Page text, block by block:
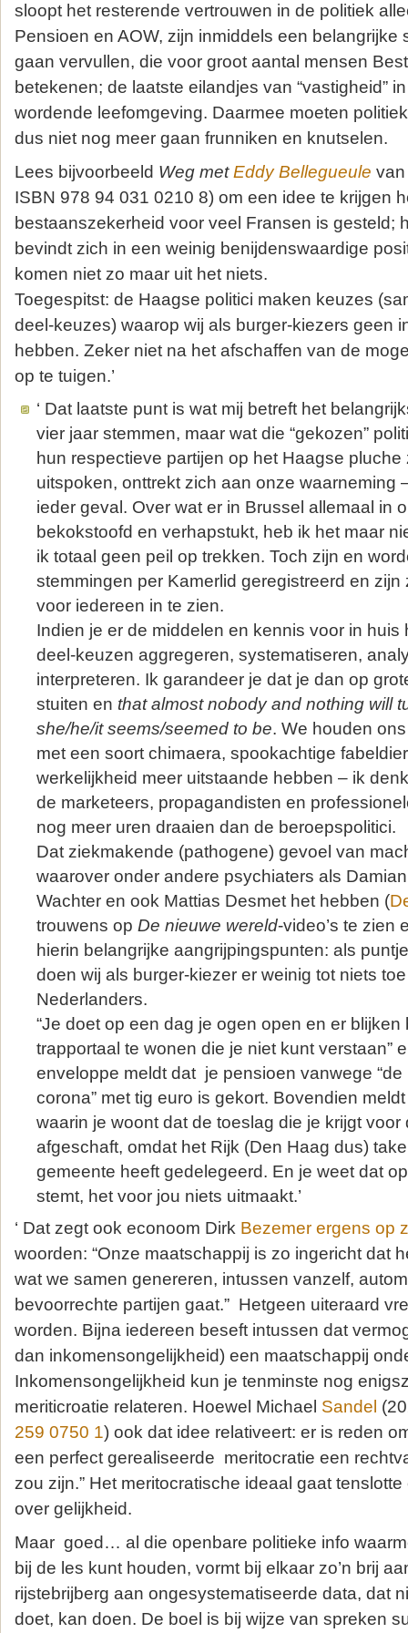
sloopt het resterende vertrouwen in de politiek
Pensioen en AOW, zijn inmiddels een belangrijke
gaan vervullen, die voor groot aantal mensen
betekenen; de laatste eilandjes van “vastigheid”
wordende leefomgeving. Daarmee moeten
dus niet nog meer gaan frunniken en knutselen.
Lees bijvoorbeeld Weg metEddy Bellegueule
ISBN 978 94 031 0210 8) om een idee te krijgen
bestaanszekerheid voor veel Fransen is gesteld;
bevindt zich in een weinig benijdenswaardige
komen niet zo maar uit het niets.
Toegespitst: de Haagse politici maken keuzes
deel-keuzes) waarop wij als burger-kiezers geen
hebben. Zeker niet na het afschaffen van de
op te tuigen.’
‘ Dat laatste punt is wat mij betreft het
vier jaar stemmen, maar wat die “gekozen”
hun respectieve partijen op het Haagse
uitspoken, onttrekt zich aan onze waarneming
ieder geval. Over wat er in Brussel allemaal in
bekokstoofd en verhapstukt, heb ik het maar
ik totaal geen peil op trekken. Toch zijn en
stemmingen per Kamerlid geregistreerd en zijn
voor iedereen in te zien.
Indien je er de middelen en kennis voor in huis
deel-keuzen aggregeren, systematiseren,
interpreteren. Ik garandeer je dat je dan op
stuiten en that almost nobody and nothing will
she/he/it seems/seemed to be. We houden
met een soort chimaera, spookachtige
werkelijkheid meer uitstaande hebben – ik
de marketeers, propagandisten en
nog meer uren draaien dan de beroepspolitici.
Dat ziekmakende (pathogene) gevoel van
waarover onder andere psychiaters als
Wachter en ook Mattias Desmet het hebben (
trouwens op De nieuwe wereld-video’s te zien
hierin belangrijke aangrijpingspunten: als
doen wij als burger-kiezer er weinig tot niets
Nederlanders.
“Je doet op een dag je ogen open en er blijken
trapportaal te wonen die je niet kunt verstaan”
enveloppe meldt dat je pensioen vanwege
corona” met tig euro is gekort. Bovendien
waarin je woont dat de toeslag die je krijgt voor
afgeschaft, omdat het Rijk (Den Haag dus)
gemeente heeft gedelegeerd. En je weet dat
stemt, het voor jou niets uitmaakt.’
‘ Dat zegt ook econoom Dirk Bezemer ergens op
woorden: “Onze maatschappij is zo ingericht dat
wat we samen genereren, intussen vanzelf,
bevoorrechte partijen gaat.” Hetgeen uiteraard
worden. Bijna iedereen beseft intussen dat
dan inkomensongelijkheid) een maatschappij
Inkomensongelijkheid kun je tenminste nog
meriticroatie relateren. Hoewel Michael Sandel
259 0750 1) ook dat idee relativeert: er is reden
een perfect gerealiseerde meritocratie een
zou zijn.” Het meritocratische ideaal gaat
over gelijkheid.
Maar goed… al die openbare politieke info
bij de les kunt houden, vormt bij elkaar zo’n brij
rijstebrijberg aan ongesystematiseerde data, dat
doet, kan doen. De boel is bij wijze van spreken